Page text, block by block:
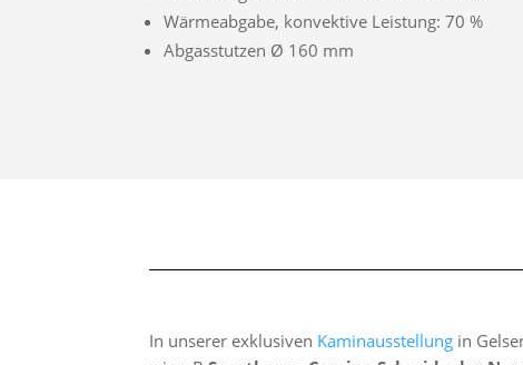
Wärmeabgabe, konvektive Leistung: 70 %
Abgasstutzen Ø 160 mm
In unserer exklusiven Kaminausstellung in